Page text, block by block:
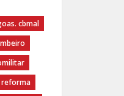
cbmal
reforma